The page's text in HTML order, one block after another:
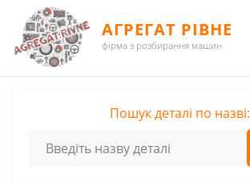
АГРЕГАТ РІВНЕ
фірма з розбирання машин
Пошук деталі по назві: